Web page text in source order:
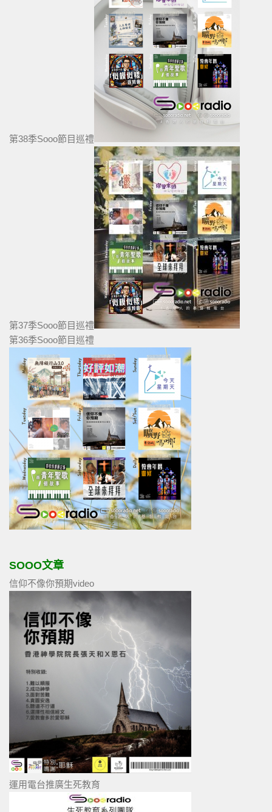
第38季Sooo節目巡禮
第37季Sooo節目巡禮
第36季Sooo節目巡禮
SOOO文章
信仰不像你預期video
運用電台推廣生死教育